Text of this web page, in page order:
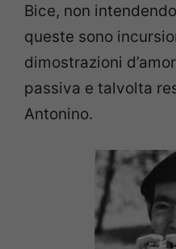
Bice, non
queste sono
dimostrazioni
passiva e talvolta
Antonino.